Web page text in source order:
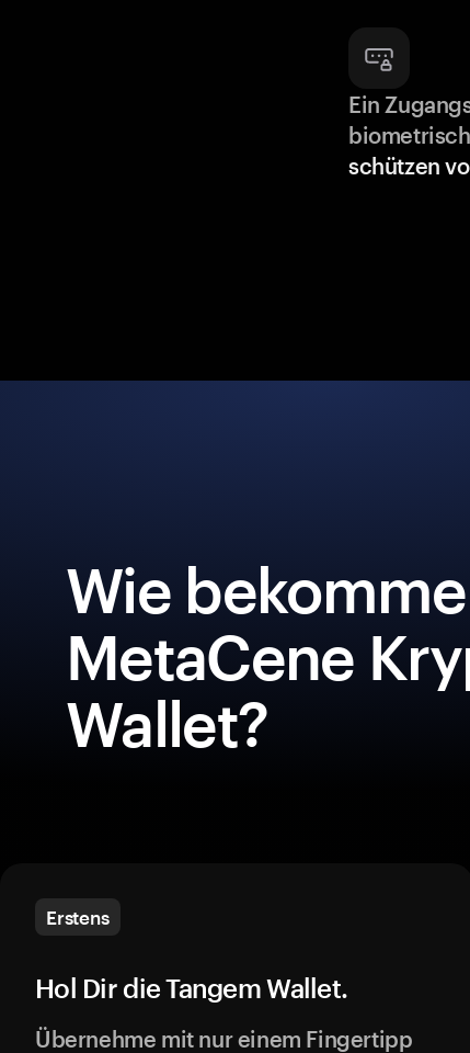
Ein
schützen
Wie
MetaCene
Wallet?
Erstens
Hol Dir die Tangem Wallet.
Übernehme mit nur einem Fingertipp